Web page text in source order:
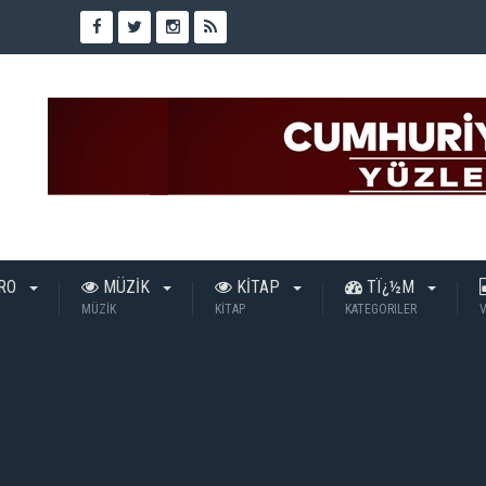
MÜZİK
MÜZİK
KİTAP
KİTAP
TÏ¿½M
KATEGORILER